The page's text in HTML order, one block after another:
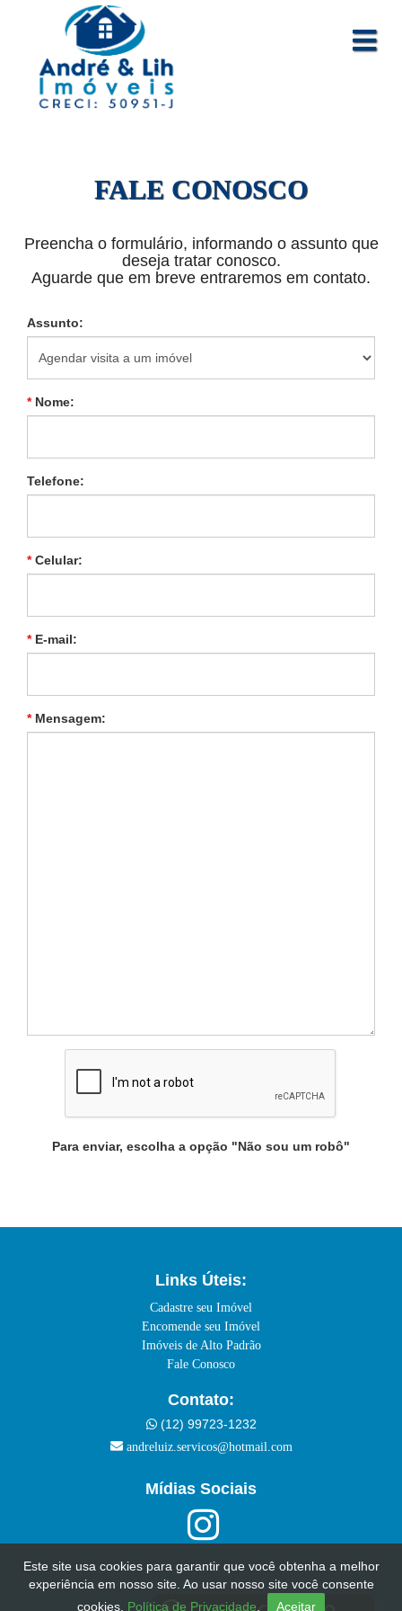
FALE CONOSCO
Preencha o formulário, informando o assunto que
deseja tratar conosco.
Aguarde que em breve entraremos em contato.
Assunto:
*Nome:
Telefone:
*Celular:
*E-mail:
*Mensagem:
Para enviar, escolha a opção "Não sou um robô"
Links Úteis:
Cadastre seu Imóvel
Encomende seu Imóvel
Imóveis de Alto Padrão
Fale Conosco
Contato:
(12) 99723-1232
andreluiz.servicos@hotmail.com
Mídias Sociais
Este site usa cookies para garantir que você obtenha a melhor
experiência em nosso site. Ao usar nosso site você consente
cookies. Política de Privacidade Aceitar